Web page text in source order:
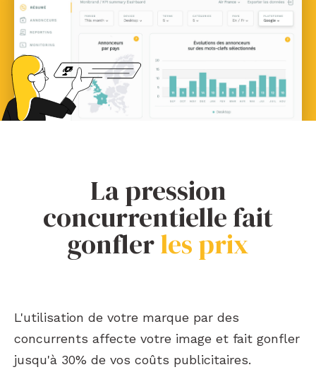
La pression
concurrentielle fait
gonflerles prix
L'utilisation de votre marque par des
concurrents affecte votre image et fait gonfler
jusqu'à 30% de vos coûts publicitaires.